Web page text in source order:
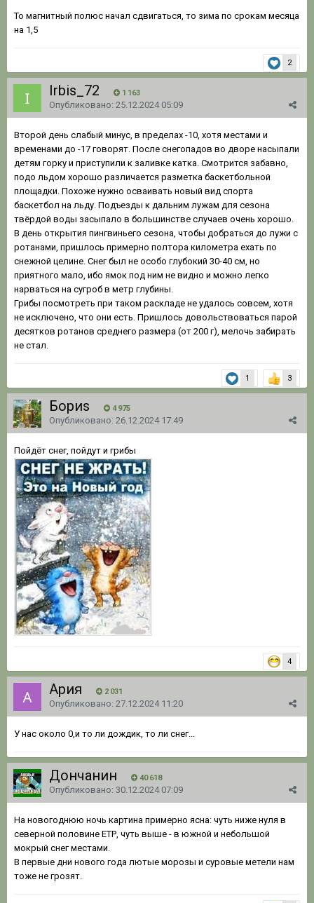
То магнитный полюс начал сдвигаться, то зима по срокам месяца
на 1,5
2
Irbis_72 1 163
Опубликовано: 25.12.2024 05:09
Второй день слабый минус, в пределах -10, хотя местами и
временами до -17 говорят. После снегопадов во дворе насыпали
детям горку и приступили к заливке катка. Смотрится забавно,
подо льдом хорошо различается разметка баскетбольной
площадки. Похоже нужно осваивать новый вид спорта
баскетбол на льду. Подъезды к дальним лужам для сезона
твёрдой воды засыпало в большинстве случаев очень хорошо.
В день открытия пингвиньего сезона, чтобы добраться до лужи с
ротанами, пришлось примерно полтора километра ехать по
снежной целине. Снег был не особо глубокий 30-40 см, но
приятного мало, ибо ямок под ним не видно и можно легко
нарваться на сугроб в метр глубины.
Грибы посмотреть при таком раскладе не удалось совсем, хотя
не исключено, что они есть. Пришлось довольствоваться парой
десятков ротанов среднего размера (от 200 г), мелочь забирать
не стал.
1 3
Бориs 4 975
Опубликовано: 26.12.2024 17:49
Пойдёт снег, пойдут и грибы
4
Ария 2 031
Опубликовано: 27.12.2024 11:20
У нас около 0,и то ли дождик, то ли снег...
Дончанин 40 618
Опубликовано: 30.12.2024 07:09
На новогоднюю ночь картина примерно ясна: чуть ниже нуля в
северной половине ЕТР, чуть выше - в южной и небольшой
мокрый снег местами.
В первые дни нового года лютые морозы и суровые метели нам
тоже не грозят.